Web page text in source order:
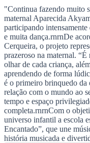
Verificar Empresa
Anunciar Vagas
Publicidade Legal
NBA
NFL
Fórmula 1
UFC
Tênis (ATP)
MLB
NHL
Atletismo
Vôlei
NBB
"Continua fazendo muito
maternal Aparecida
participando
e muita dança.rnrnDe
Cerqueira, o projeto
prazeroso na maternal.
olhar de cada criança,
aprendendo de forma
é o primeiro brinquedo da
relação com o mundo ao
tempo e espaço
completa.rnrnCom o
universo infantil a escola
Encantado”, que une
história musicada e